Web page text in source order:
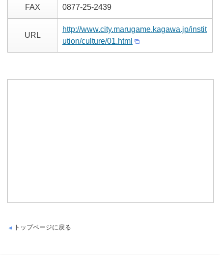
FAX 0877-25-2439
URL
http://www.city.marugame.kagawa.jp/instit
ution/culture/01.html
トップページに戻る